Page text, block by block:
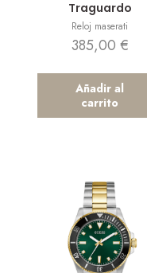
Traguardo
Reloj maserati
385,00 €
Añadir al
carrito